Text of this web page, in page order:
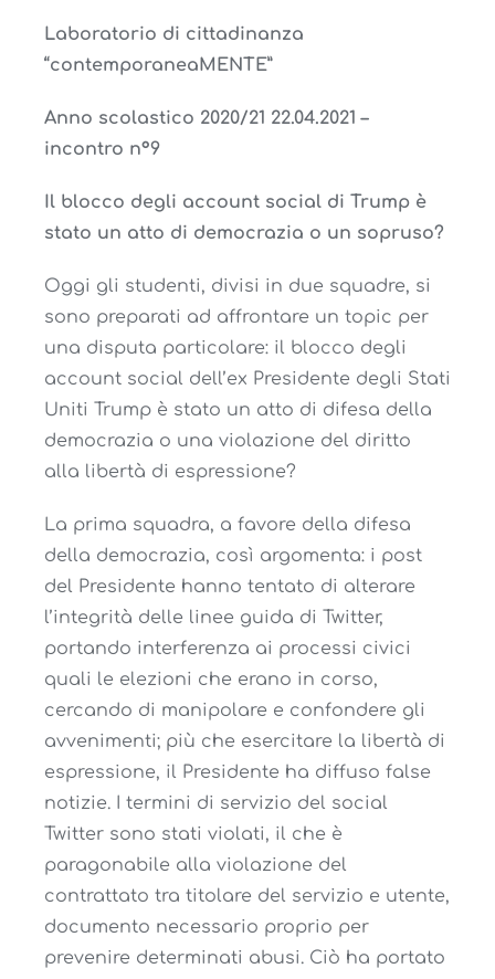
Laboratorio di cittadinanza
“contemporaneaMENTE”
Anno scolastico 2020/21 22.04.2021 –
incontro n°9
Il blocco degli account social di Trump è
stato un atto di democrazia o un sopruso?
Oggi gli studenti, divisi in due squadre, si
sono preparati ad affrontare un topic per
una disputa particolare: il blocco degli
account social dell’ex Presidente degli Stati
Uniti Trump è stato un atto di difesa della
democrazia o una violazione del diritto
alla libertà di espressione?
La prima squadra, a favore della difesa
della democrazia, così argomenta: i post
del Presidente hanno tentato di alterare
l’integrità delle linee guida di Twitter,
portando interferenza ai processi civici
quali le elezioni che erano in corso,
cercando di manipolare e confondere gli
avvenimenti; più che esercitare la libertà di
espressione, il Presidente ha diffuso false
notizie. I termini di servizio del social
Twitter sono stati violati, il che è
paragonabile alla violazione del
contrattato tra titolare del servizio e utente,
documento necessario proprio per
prevenire determinati abusi. Ciò ha portato